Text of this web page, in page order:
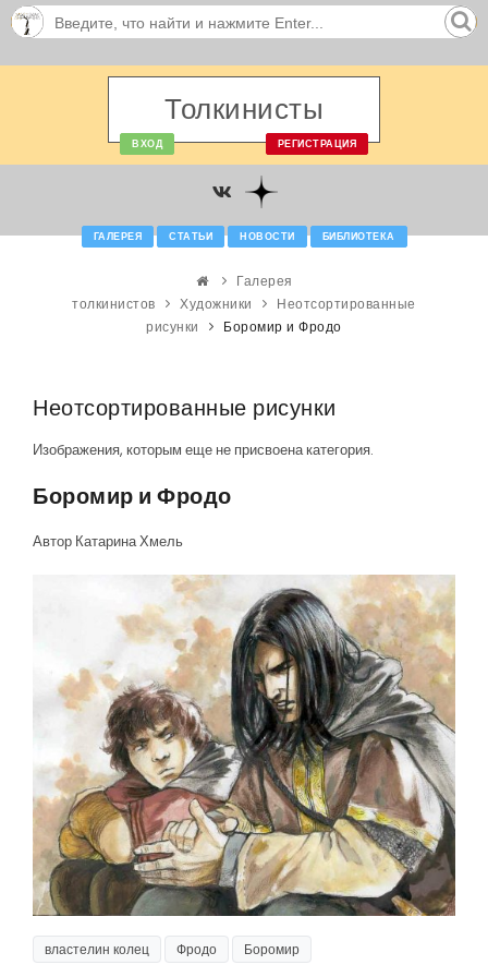
Толкинисты
ВХОД РЕГИСТРАЦИЯ
ГАЛЕРЕЯ СТАТЬИ НОВОСТИ БИБЛИОТЕКА
Галерея
толкинистов
Художники
Неотсортированные
рисунки
Боромир и Фродо
Неотсортированные рисунки
Изображения, которым еще не присвоена категория.
Боромир и Фродо
Автор Катарина Хмель
властелин колец Фродо Боромир